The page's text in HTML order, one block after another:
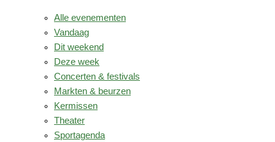
Alle evenementen
Vandaag
Dit weekend
Deze week
Concerten & festivals
Markten & beurzen
Kermissen
Theater
Sportagenda